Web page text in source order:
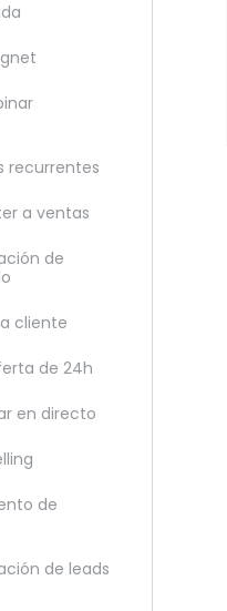
recurrentes
a ventas
de
cliente
de 24h
en directo
de
de leads